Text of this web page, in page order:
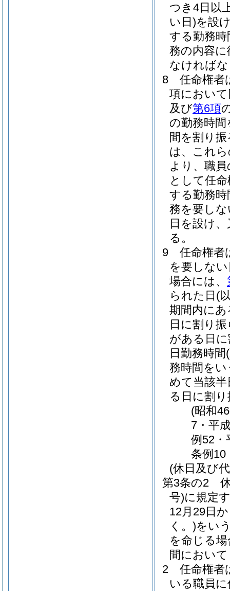
つき4日以
い日)を設
する勤務時
務の内容
なければ
8
任命権者
項におい
及び第6項
の勤務時
間を割り
は、これ
より、職
として任
する勤務
務を要し
日を設け
る。
9
任命権者
を要しな
場合には、
られた日 (
期間内に
日に割り
がある日
日勤務時間
務時間を
めて当該
る日に割
(昭和
7・平
例52・
条例10
(休日及び
第3条の2
号)に規定
12月29日
く。)をい
を命じる
間におい
2
任命権者
いる職員